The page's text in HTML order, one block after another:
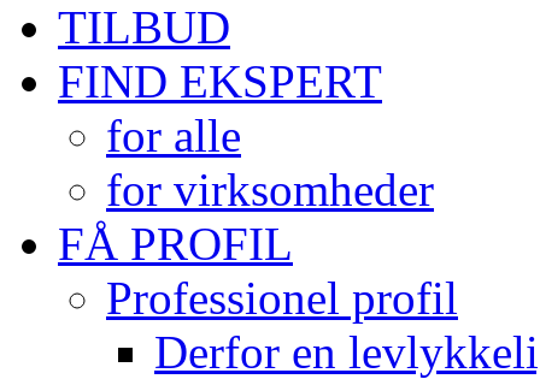
TILBUD
FIND EKSPERT
for alle
for virksomheder
FÅ PROFIL
Professionel profil
Derfor en